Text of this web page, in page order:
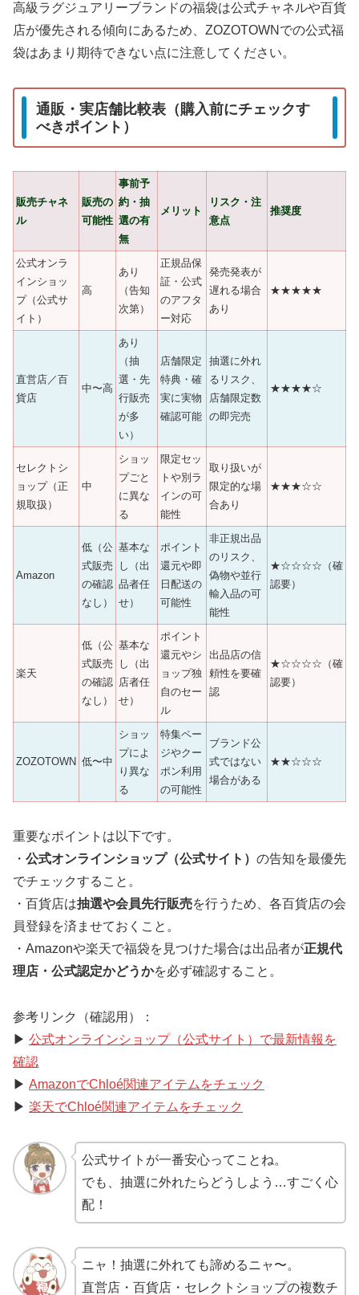
高級ラグジュアリーブランドの福袋は公式チャネルや百貨
店が優先される傾向にあるため、ZOZOTOWNでの公式福
袋はあまり期待できない点に注意してください。
通販・実店舗比較表（購入前にチェックす
べきポイント）
販売チャネ
ル
販売の
可能性
事前予
約・抽
選の有
無
メリット
リスク・注
意点
推奨度
公式オンラ
インショッ
プ（公式サ
イト）
高
あり
（告知
次第）
正規品保
証・公式
のアフタ
ー対応
発売発表が
遅れる場合
あり
★★★★★
直営店／百
貨店
中〜高
あり
（抽
選・先
行販売
が多
い）
店舗限定
特典・確
実に実物
確認可能
抽選に外れ
るリスク、
店舗限定数
の即完売
★★★★☆
セレクトシ
ョップ（正
規取扱）
中
ショッ
プごと
に異な
る
限定セッ
トや別ラ
インの可
能性
取り扱いが
限定的な場
合あり
★★★☆☆
Amazon
低（公
式販売
の確認
なし）
基本な
し（出
品者任
せ）
ポイント
還元や即
日配送の
可能性
非正規出品
のリスク、
偽物や並行
輸入品の可
能性
★☆☆☆☆（確
認要）
楽天
低（公
式販売
の確認
なし）
基本な
し（出
店者任
せ）
ポイント
還元やシ
ョップ独
自のセー
ル
出品店の信
頼性を要確
認
★☆☆☆☆（確
認要）
ZOZOTOWN 低〜中
ショッ
プによ
り異な
る
特集ペー
ジやクー
ポン利用
の可能性
ブランド公
式ではない
場合がある
★★☆☆☆
重要なポイントは以下です。
・ 公式オンラインショップ（公式サイト） の告知を最優先
でチェックすること。
・百貨店は抽選や会員先行販売を行うため、各百貨店の会
員登録を済ませておくこと。
・Amazonや楽天で福袋を見つけた場合は出品者が正規代
理店・公式認定かどうかを必ず確認すること。
参考リンク（確認用）：
▶ 公式オンラインショップ（公式サイト）で最新情報を
確認
▶ AmazonでChloé関連アイテムをチェック
▶ 楽天でChloé関連アイテムをチェック
公式サイトが一番安心ってことね。
でも、抽選に外れたらどうしよう…すごく心
配！
ニャ！抽選に外れても諦めるニャ〜。
直営店・百貨店・セレクトショップの複数チ